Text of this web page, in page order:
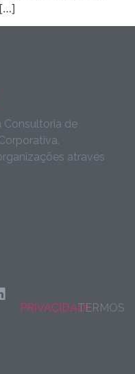
de
através
PRIVACIDADETERMOS